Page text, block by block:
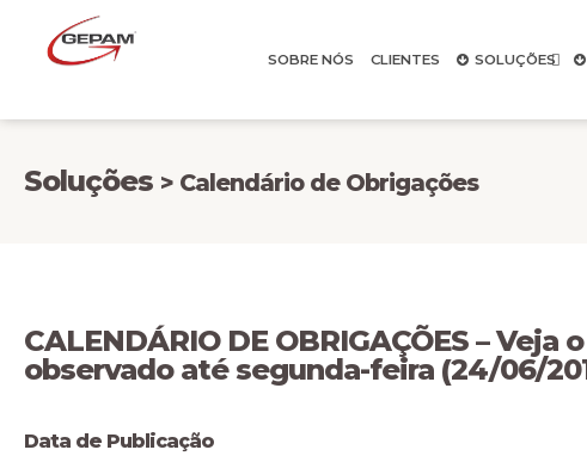
SOBRE NÓS CLIENTES SOLUÇÕES
Soluções > Calendário de Obrigações
CALENDÁRIO DE OBRIGAÇÕES – Veja
observado até segunda-feira (24/06/
Data de Publicação